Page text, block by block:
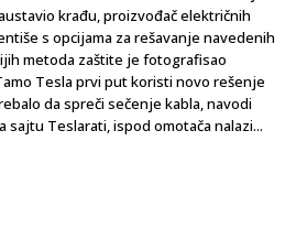
krađu, proizvođač električnih
s opcijama za rešavanje navedenih
metoda zaštite je fotografisao
Tesla prvi put koristi novo rešenje
da spreči sečenje kabla, navodi
sajtu Teslarati, ispod omotača nalazi...